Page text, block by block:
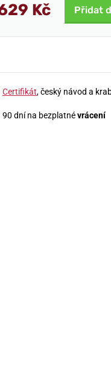
Kč Přidat
Certifikát, český návod a
90 dní na bezplatnévrácení